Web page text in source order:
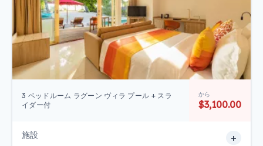
3 ベッドルーム ラグーン ヴィラ プール + スラ
イダー付
から
$3,100.00
施設 +